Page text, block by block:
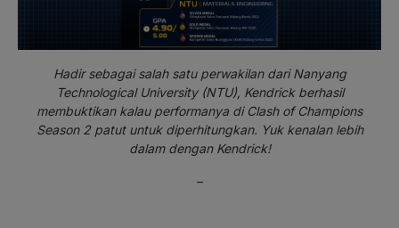
Hadir sebagai salah satu perwakilan dari Nanyang
Technological University (NTU), Kendrick berhasil
membuktikan kalau performanya di Clash of Champions
Season 2 patut untuk diperhitungkan. Yuk kenalan lebih
dalam dengan Kendrick!
–